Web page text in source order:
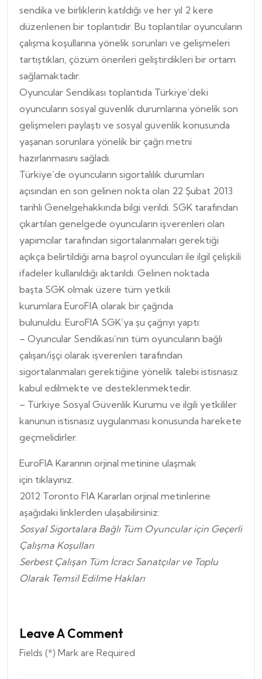
sendika ve birliklerin katıldığı ve her yıl 2 kere
düzenlenen bir toplantıdır. Bu toplantılar oyuncuların
çalışma koşullarına yönelik sorunları ve gelişmeleri
tartıştıkları, çözüm önerileri geliştirdikleri bir ortam
sağlamaktadır.
Oyuncular Sendikası toplantıda Türkiye’deki
oyuncuların sosyal güvenlik durumlarına yönelik son
gelişmeleri paylaştı ve sosyal güvenlik konusunda
yaşanan sorunlara yönelik bir çağrı metni
hazırlanmasını sağladı.
Türkiye’de oyuncuların sigortalılık durumları
açısından en son gelinen nokta olan 22 Şubat 2013
tarihli Genelgehakkında bilgi verildi. SGK tarafından
çıkartılan genelgede oyuncuların işverenleri olan
yapımcılar tarafından sigortalanmaları gerektiği
açıkça belirtildiği ama başrol oyuncuları ile ilgil çelişkili
ifadeler kullanıldığı aktarıldı. Gelinen noktada
başta SGK olmak üzere tüm yetkili
kurumlara EuroFIA olarak bir çağrıda
bulunuldu. EuroFIA SGK’ya şu çağrıyı yaptı:
– Oyuncular Sendikası’nın tüm oyuncuların bağlı
çalışan/işçi olarak işverenleri tarafından
sigortalanmaları gerektiğine yönelik talebi istisnasız
kabul edilmekte ve desteklenmektedir.
– Türkiye Sosyal Güvenlik Kurumu ve ilgili yetkililer
kanunun istisnasız uygulanması konusunda harekete
geçmelidirler.
EuroFIA Kararının orjinal metinine ulaşmak
için tıklayınız.
2012 Toronto FIA Kararları orjinal metinlerine
aşağıdaki linklerden ulaşabilirsiniz:
Sosyal Sigortalara Bağlı Tüm Oyuncular için Geçerli
Çalışma Koşulları
Serbest Çalışan Tüm İcracı Sanatçılar ve Toplu
Olarak Temsil Edilme Hakları
Leave A Comment
Fields (*) Mark are Required